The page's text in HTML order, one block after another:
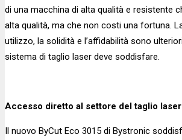
di una macchina di alta qualità e resistente
alta qualità, ma che non costi una fortuna.
utilizzo, la solidità e l’affidabilità sono
sistema di taglio laser deve soddisfare.
Accesso diretto al settore del taglio laser
Il nuovo ByCut Eco 3015 di Bystronic